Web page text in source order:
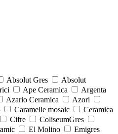
Absolut Gres
Absolut
Ape Ceramica
Argenta
Azario Ceramica
Azori
Caramelle mosaic
Ceramica
Cifre
ColiseumGres
El Molino
Emigres